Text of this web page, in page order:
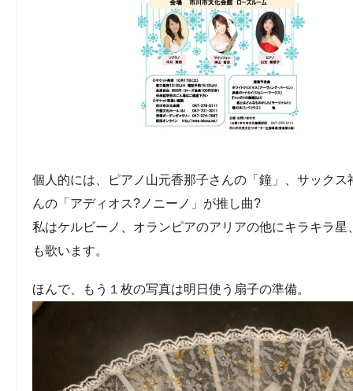
個人的には、ピアノ山元香那子さんの「鐘」、サックス
んの「アディオス?ノニーノ」が推し曲?
私はケルビーノ、オランピアのアリアの他にキラキラ星
も歌います。
ほんで、もう１枚の写真は明日使う扇子の準備。